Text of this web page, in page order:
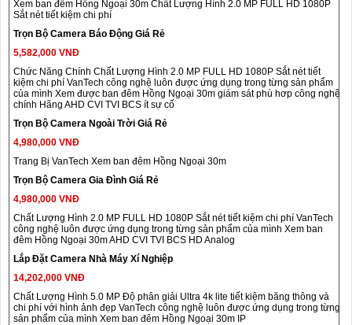
Xem ban đêm Hồng Ngoại 30m Chất Lượng Hình 2.0 MP FULL HD 1080P
Sắt nét tiết kiệm chi phí
Trọn Bộ Camera Báo Động Giá Rẻ
5,582,000 VNĐ
Chức Năng Chính Chất Lượng Hình 2.0 MP FULL HD 1080P Sắt nét tiết
kiệm chi phí VanTech công nghệ luôn được ứng dụng trong từng sản phẩm
của mình Xem được ban đêm Hồng Ngoại 30m giám sát phù hơp công nghệ
chính Hãng AHD CVI TVI BCS ít sự cố
Trọn Bộ Camera Ngoài Trời Giá Rẻ
4,980,000 VNĐ
Trang Bị VanTech Xem ban đêm Hồng Ngoại 30m
Trọn Bộ Camera Gia Đình Giá Rẻ
4,980,000 VNĐ
Chất Lượng Hình 2.0 MP FULL HD 1080P Sắt nét tiết kiệm chi phí VanTech
công nghệ luôn được ứng dụng trong từng sản phẩm của mình Xem ban
đêm Hồng Ngoại 30m AHD CVI TVI BCS HD Analog
Lắp Đặt Camera Nhà Máy Xí Nghiệp
14,202,000 VNĐ
Chất Lượng Hình 5.0 MP Độ phân giải Ultra 4k lite tiết kiệm băng thông và
chi phí với hình ảnh đẹp VanTech công nghệ luôn được ứng dụng trong từng
sản phẩm của mình Xem ban đêm Hồng Ngoại 30m IP